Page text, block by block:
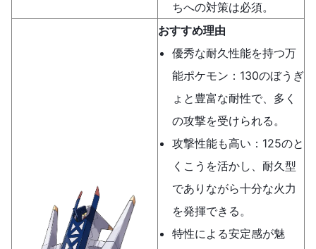
ちへの対策は必須。
おすすめ理由
優秀な耐久性能を持つ万
能ポケモン：130のぼうぎ
ょと豊富な耐性で、多く
の攻撃を受けられる。
攻撃性能も高い：125のと
くこうを活かし、耐久型
でありながら十分な火力
を発揮できる。
特性による安定感が魅